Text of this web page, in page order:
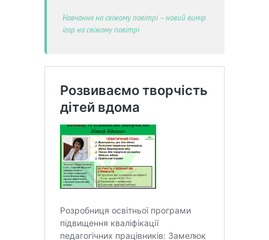
Навчання на свіжому повітрі – новий вимір
ігор на свіжому повітрі